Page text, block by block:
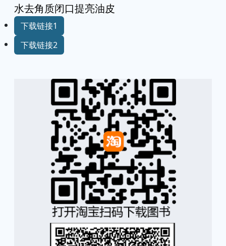
水去角质闭口提亮油皮
下载链接1
下载链接2